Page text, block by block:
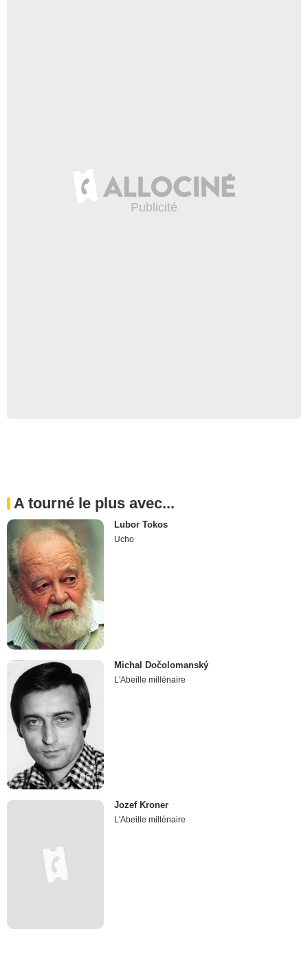
A tourné le plus avec...
Lubor Tokos
Ucho
Michal Dočolomanský
L'Abeille millénaire
Jozef Kroner
L'Abeille millénaire